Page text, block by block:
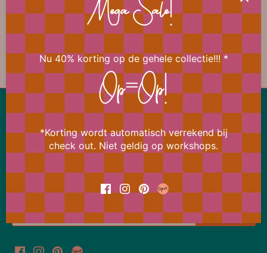
Lekker snel terug naar boven
Ons aanbod wijzigt bijna dagelijks
Meld je daarom nu aan voor de Bi Happy News Flash
Mega Sale!
Nu 40% korting op de gehele collectie!!! *
Op=Op!
*Korting wordt automatisch verrekend bij
check out. Niet geldig op workshops.